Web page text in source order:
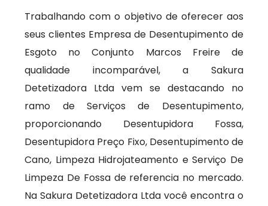
Trabalhando com o objetivo de oferecer aos
seus clientes Empresa de Desentupimento de
Esgoto no Conjunto Marcos Freire de
qualidade incomparável, a Sakura
Detetizadora Ltda vem se destacando no
ramo de Serviços de Desentupimento,
proporcionando Desentupidora Fossa,
Desentupidora Preço Fixo, Desentupimento de
Cano, Limpeza Hidrojateamento e Serviço De
Limpeza De Fossa de referencia no mercado.
Na Sakura Detetizadora Ltda você encontra o